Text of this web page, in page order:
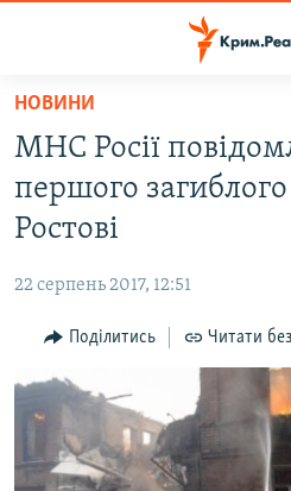
Перейти
основного
матеріалу
Перейти
до
основної
навігації
Перейти
пошуку
ВІДЕО ТА ФОТО
БЛОГИ
ПОГЛЯД
ІНТЕРВ'Ю
ВСЕ ЗА ДЕНЬ
СПЕЦПРОЕКТИ
НОВИНИ
МНС Росії
першого
Ростові
22 серпень 2017, 12:51
Поділитись Читати